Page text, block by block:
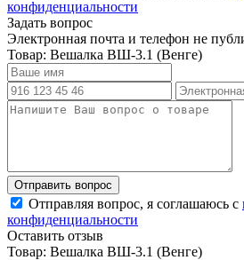
конфиденциальности
Задать вопрос
Электронная почта и телефон не
Товар: Вешалка ВШ-3.1 (Венге)
Отправляя вопрос, я соглашаюсь с
конфиденциальности
Оставить отзыв
Товар: Вешалка ВШ-3.1 (Венге)